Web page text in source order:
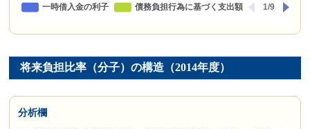
将来負担比率（分子）の構造（2014年度）
分析欄